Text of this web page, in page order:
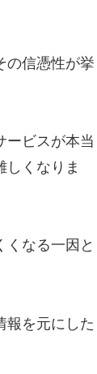
の信憑性が挙
ービスが本当
しくなりま
なる一因と
報を元にした